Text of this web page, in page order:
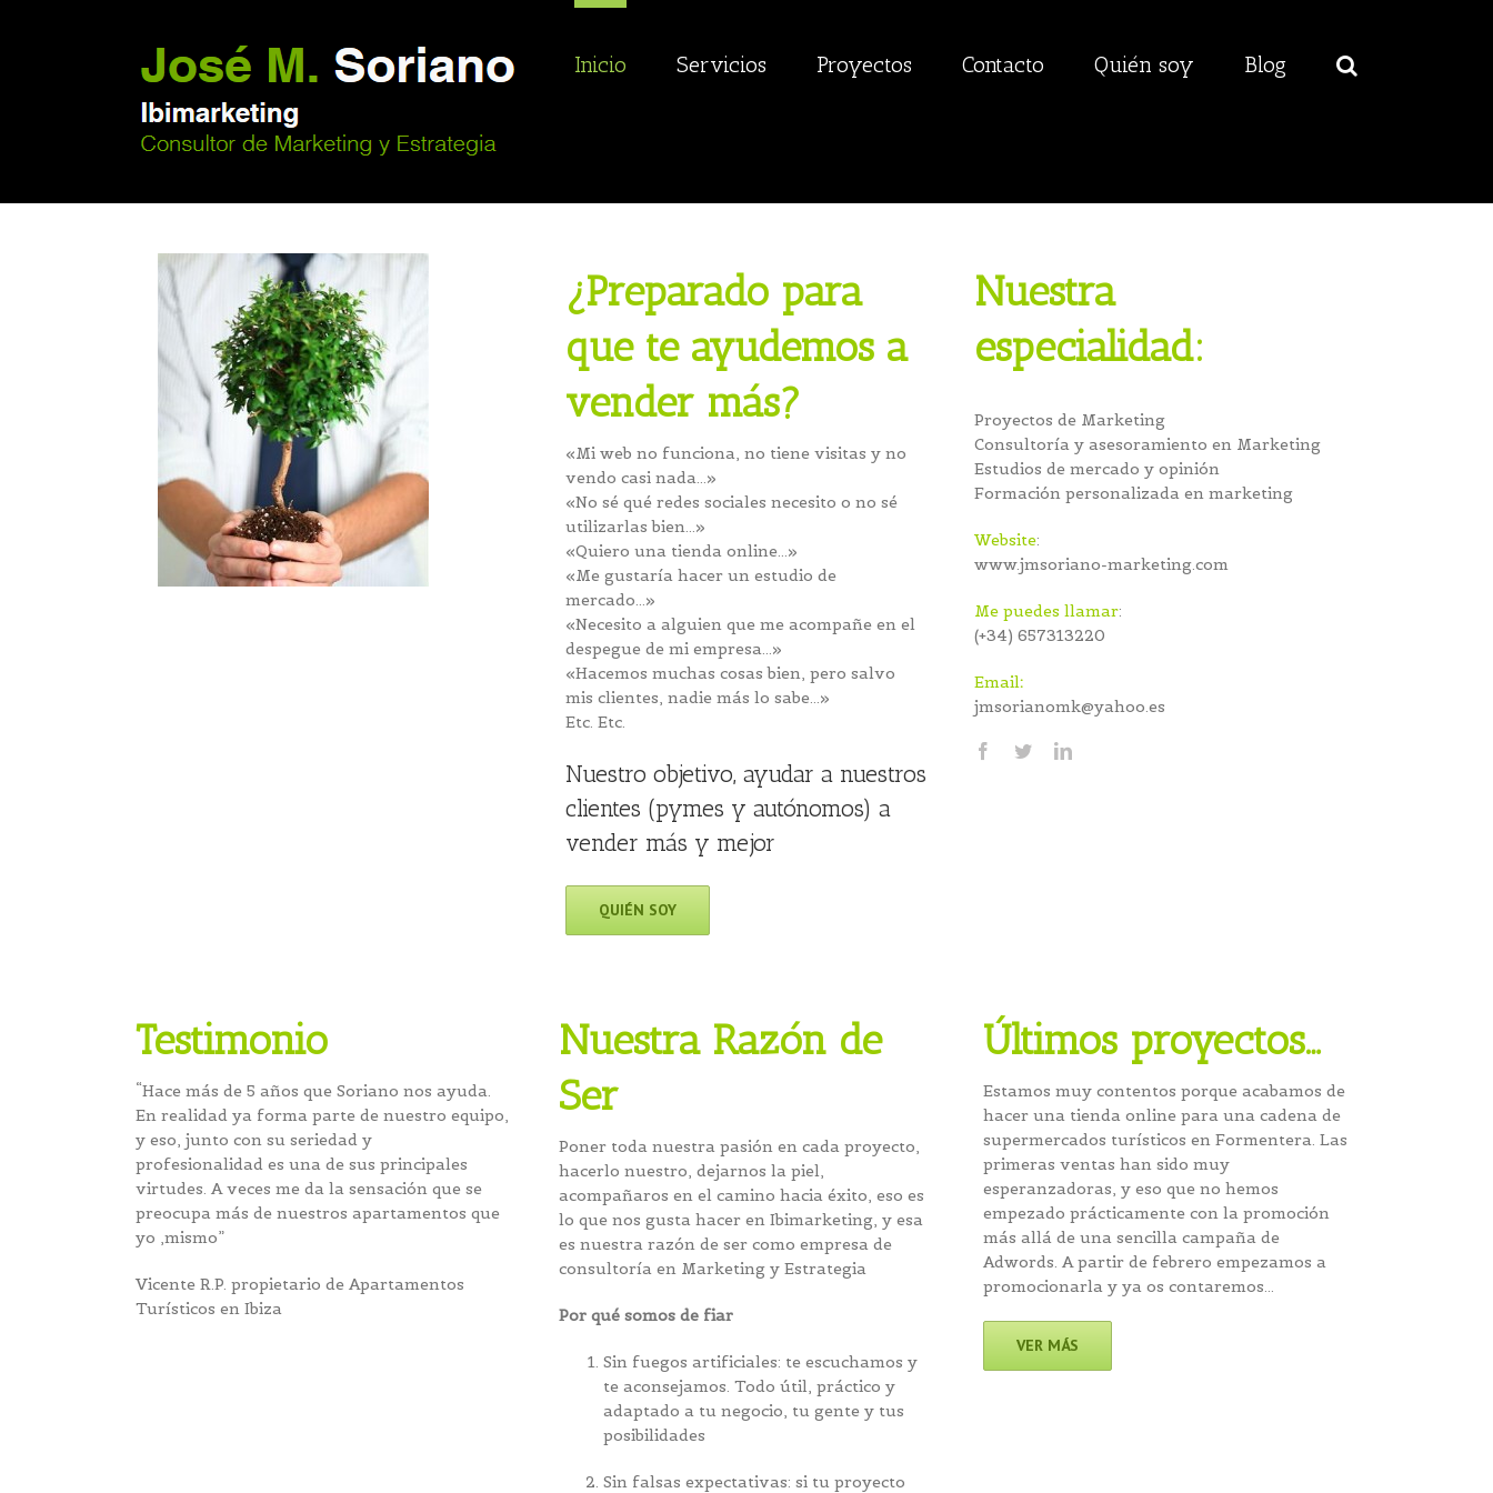
Inicio Servicios Proyectos Contacto Quién soy Blog
¿Preparado para
que te ayudemos a
vender más?
«Mi web no funciona, no tiene visitas y no
vendo casi nada…»
«No sé qué redes sociales necesito o no sé
utilizarlas bien…»
«Quiero una tienda online…»
«Me gustaría hacer un estudio de
mercado…»
«Necesito a alguien que me acompañe en el
despegue de mi empresa…»
«Hacemos muchas cosas bien, pero salvo
mis clientes, nadie más lo sabe…»
Etc. Etc.
Nuestro objetivo, ayudar a nuestros
clientes (pymes y autónomos) a
vender más y mejor
QUIÉN SOY
Nuestra
especialidad:
Proyectos de Marketing
Consultoría y asesoramiento en Marketing
Estudios de mercado y opinión
Formación personalizada en marketing
Website:
www.jmsoriano-marketing.com
Me puedes llamar:
(+34) 657313220
Email:
jmsorianomk@yahoo.es
Testimonio
“Hace más de 5 años que Soriano nos ayuda.
En realidad ya forma parte de nuestro equipo,
y eso, junto con su seriedad y
profesionalidad es una de sus principales
virtudes. A veces me da la sensación que se
preocupa más de nuestros apartamentos que
yo ,mismo”
Vicente R.P. propietario de Apartamentos
Turísticos en Ibiza
Nuestra Razón de
Ser
Poner toda nuestra pasión en cada proyecto,
hacerlo nuestro, dejarnos la piel,
acompañaros en el camino hacia éxito, eso es
lo que nos gusta hacer en Ibimarketing, y esa
es nuestra razón de ser como empresa de
consultoría en Marketing y Estrategia
Por qué somos de fiar
Sin fuegos artificiales: te escuchamos y
te aconsejamos. Todo útil, práctico y
adaptado a tu negocio, tu gente y tus
posibilidades
Sin falsas expectativas: si tu proyecto
Últimos proyectos…
Estamos muy contentos porque acabamos de
hacer una tienda online para una cadena de
supermercados turísticos en Formentera. Las
primeras ventas han sido muy
esperanzadoras, y eso que no hemos
empezado prácticamente con la promoción
más allá de una sencilla campaña de
Adwords. A partir de febrero empezamos a
promocionarla y ya os contaremos…
VER MÁS